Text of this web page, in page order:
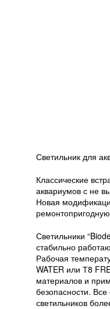
Светильник для
Классические
аквариумов с не
Новая
Светильники
стабильно
Рабочая
WATER или Т8
материалов и
безопасности.
светильников